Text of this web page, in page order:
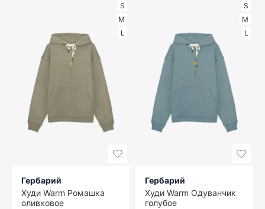
S
M
L
Гербарий
Худи Warm Ромашка
оливковое
S
M
L
Гербарий
Худи Warm Одуванчик
голубое